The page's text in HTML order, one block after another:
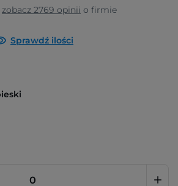
zobacz 2769 opinii o firmie
Sprawdź ilości